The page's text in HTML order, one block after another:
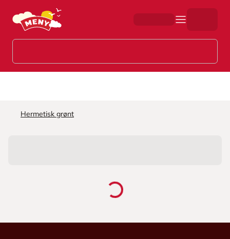
Hopp til hovedinnhold
Hermetisk grønt